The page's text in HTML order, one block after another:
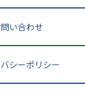
い合わせ
シーポリシー